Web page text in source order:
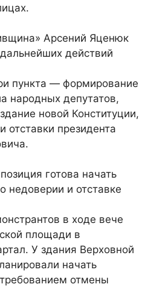
Арсений Яценюк
действий
пункта — формирование
народных депутатов,
новой Конституции,
президента
готова начать
недоверии и отставке
в ходе вече
площади в
У здания Верховной
начать
отмены